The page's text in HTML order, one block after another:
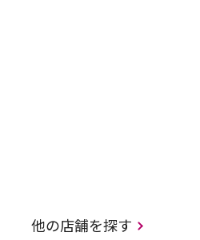
他の店舗を探す